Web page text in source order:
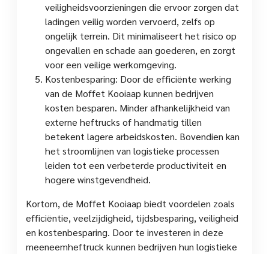
veiligheidsvoorzieningen die ervoor zorgen dat
ladingen veilig worden vervoerd, zelfs op
ongelijk terrein. Dit minimaliseert het risico op
ongevallen en schade aan goederen, en zorgt
voor een veilige werkomgeving.
Kostenbesparing: Door de efficiënte werking
van de Moffet Kooiaap kunnen bedrijven
kosten besparen. Minder afhankelijkheid van
externe heftrucks of handmatig tillen
betekent lagere arbeidskosten. Bovendien kan
het stroomlijnen van logistieke processen
leiden tot een verbeterde productiviteit en
hogere winstgevendheid.
Kortom, de Moffet Kooiaap biedt voordelen zoals
efficiëntie, veelzijdigheid, tijdsbesparing, veiligheid
en kostenbesparing. Door te investeren in deze
meeneemheftruck kunnen bedrijven hun logistieke